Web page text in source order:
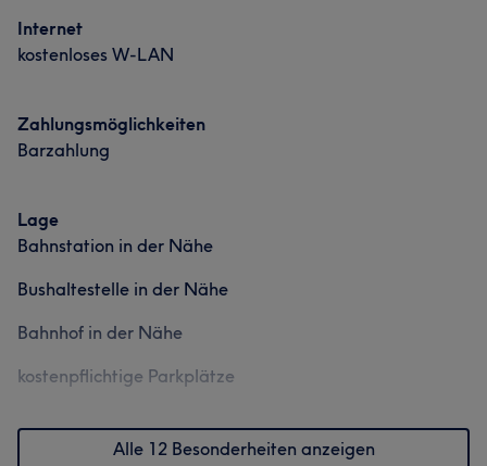
Internet
kostenloses W-LAN
Zahlungsmöglichkeiten
Barzahlung
Lage
Bahnstation in der Nähe
Bushaltestelle in der Nähe
Bahnhof in der Nähe
kostenpflichtige Parkplätze
Alle 12 Besonderheiten anzeigen